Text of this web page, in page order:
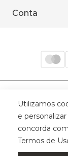
Política de
Conta
Cadastre-se
Utilizamos
e
concorda
Termos de